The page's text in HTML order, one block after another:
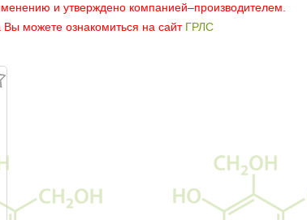
и утверждено компанией–производителем.
можете ознакомиться на сайт ГРЛС